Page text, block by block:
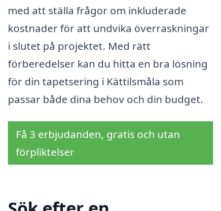
med att ställa frågor om inkluderade
kostnader för att undvika överraskningar
i slutet på projektet. Med rätt
förberedelser kan du hitta en bra lösning
för din tapetsering i Kättilsmåla som
passar både dina behov och din budget.
Få 3 erbjudanden, gratis och utan
förpliktelser